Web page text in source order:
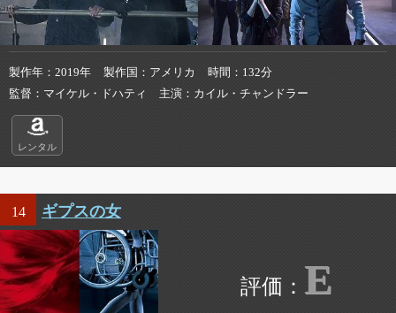
製作年 2019年 製作国 アメリカ 時間
132分
監督
マイケル・ドハティ 主演 カイル・チャンドラー
レンタル
14 ギプスの女
E